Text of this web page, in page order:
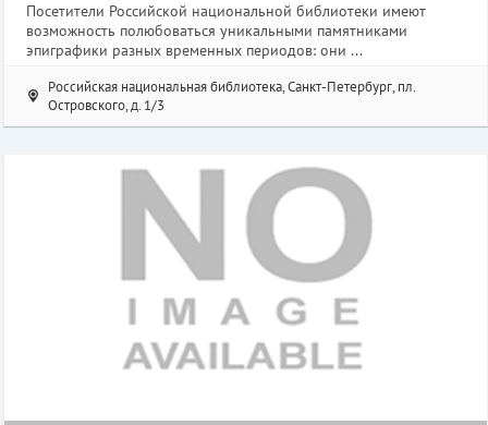
Посетители Российской национальной библиотеки имеют
возможность полюбоваться уникальными памятниками
эпиграфики разных временных периодов: они ...
Российская национальная библиотека, Санкт-Петербург, пл.
Островского, д. 1/3